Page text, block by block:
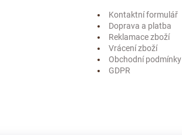
Kontaktní formulář
Doprava a platba
Reklamace zboží
Vrácení zboží
Obchodní podmínky
GDPR